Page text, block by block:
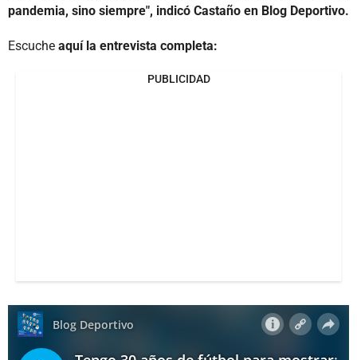
pandemia, sino siempre", indicó Castaño en Blog Deportivo.
Escuche aquí la entrevista completa:
PUBLICIDAD